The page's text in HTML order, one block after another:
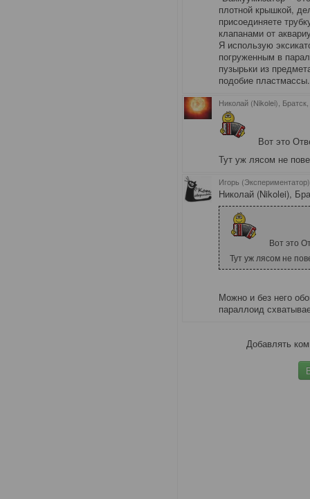
плотной крышкой,
присоединяете
клапанами от
Я использую
погруженным в
пузырьки из
подобие
Николай (Nikolei), Братск
Вот это
Тут уж лясом не
Игорь
Николай (Nikolei),
Вот это
Тут уж лясом не
Можно и без него
параллоид
Добавлять